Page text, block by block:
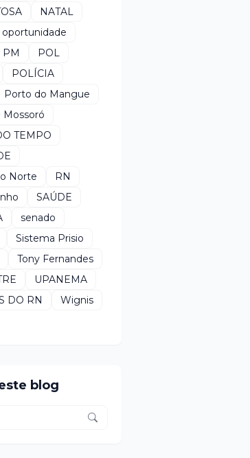
NATAL
oportunidade
PM
POL
POLÍCIA
Porto do Mangue
Mossoró
TEMPO
Norte
RN
SAÚDE
senado
Sistema Prisio
Tony Fernandes
UPANEMA
DO RN
Wignis
blog